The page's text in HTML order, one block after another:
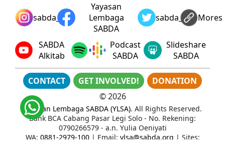
sabda_ylsa
Yayasan
Lembaga
SABDA
sabda_ylsaMores
SABDA
Alkitab
Podcast
SABDA
Slideshare
SABDA
CONTACT GET INVOLVED!
DONATION
©2026
Yayasan Lembaga SABDA (YLSA). All Rights Reserved.
Bank BCA Cabang Pasar Legi Solo - No. Rekening:
0790266579 - a.n. Yulia Oeniyati
WA: 0881-2979-100| Email: ylsa@sabda.org | Sites: